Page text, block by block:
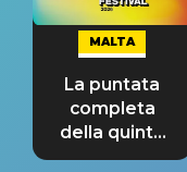
MALTA
La puntata
completa
della quinta
tappa